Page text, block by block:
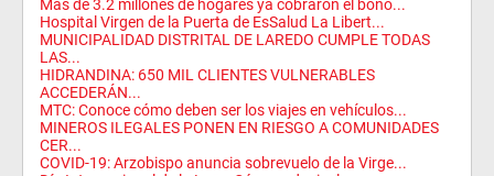
Más de 3.2 millones de hogares ya cobraron el bono...
Hospital Virgen de la Puerta de EsSalud La Libert...
MUNICIPALIDAD DISTRITAL DE LAREDO CUMPLE TODAS
LAS...
HIDRANDINA: 650 MIL CLIENTES VULNERABLES
ACCEDERÁN...
MTC: Conoce cómo deben ser los viajes en vehículos...
MINEROS ILEGALES PONEN EN RIESGO A COMUNIDADES
CER...
COVID-19: Arzobispo anuncia sobrevuelo de la Virge...